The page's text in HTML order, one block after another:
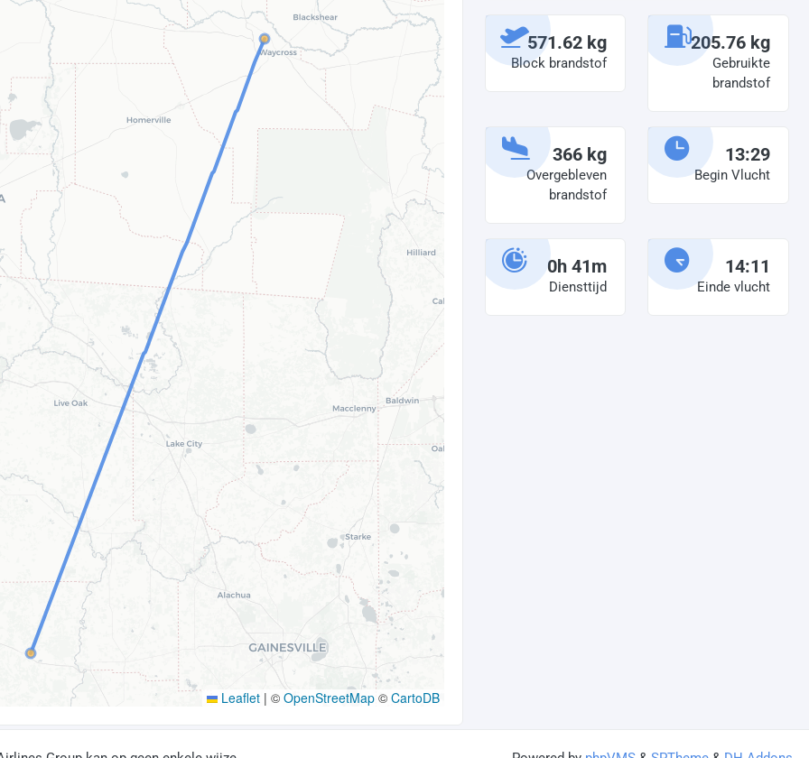
Leaflet | © OpenStreetMap© CartoDB
571.62 kg
Block brandstof
205.76 kg
Gebruikte
brandstof
366 kg
Overgebleven
brandstof
13:29
Begin Vlucht
0h 41m
Diensttijd
14:11
Einde vlucht